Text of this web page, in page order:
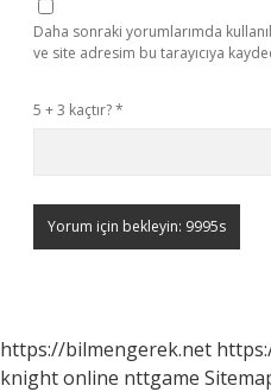
Daha sonraki yorumlarımda
ve site adresim bu tarayıcıya
5 + 3 kaçtır?*
https://bilmengerek.net
knight online nttgame